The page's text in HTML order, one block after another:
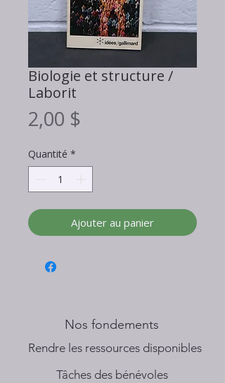
Biologie et structure /
Laborit
2,00 $
Quantité *
Ajouter au panier
Nos fondements
​Rendre les ressources disponibles
Tâches des bénévoles